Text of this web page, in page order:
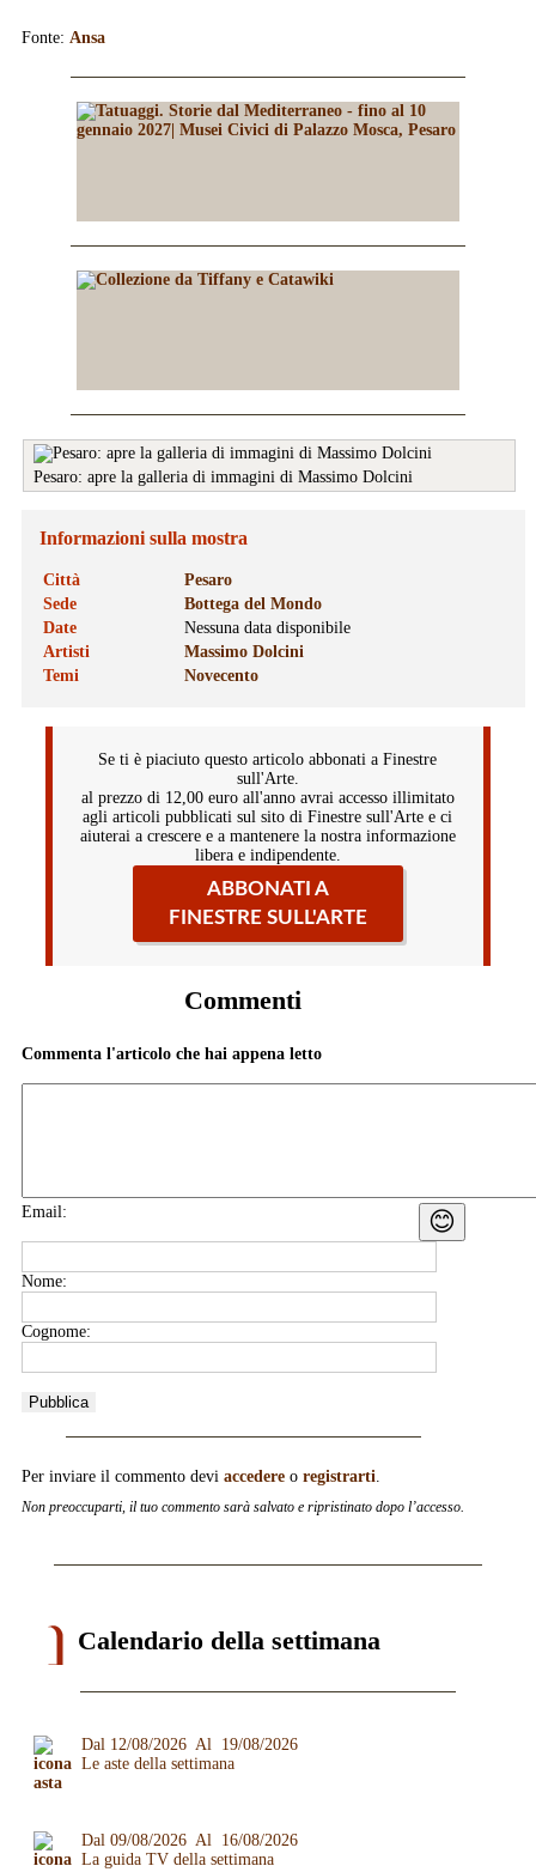
Fonte: Ansa
Pesaro: apre la galleria di immagini di Massimo Dolcini
Informazioni sulla mostra
Città
Pesaro
Sede
Bottega del Mondo
Date
Nessuna data disponibile
Artisti
Massimo Dolcini
Temi
Novecento
Se ti è piaciuto questo articolo abbonati a Finestre
sull'Arte.
al prezzo di 12,00 euro all'anno avrai accesso illimitato
agli articoli pubblicati sul sito di Finestre sull'Arte e ci
aiuterai a crescere e a mantenere la nostra informazione
libera e indipendente.
ABBONATI A
FINESTRE SULL'ARTE
Commenti
Commenta l'articolo che hai appena letto
😊
Email:
Nome:
Cognome:
Per inviare il commento devi accedereo registrarti.
Non preoccuparti, il tuo commento sarà salvato e ripristinato dopo l’accesso.
Calendario della settimana
Dal 12/08/2026 Al 19/08/2026
Le aste della settimana
Dal 09/08/2026 Al 16/08/2026
La guida TV della settimana